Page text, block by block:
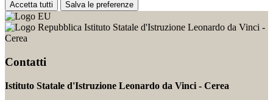
Accetta tutti Salva le preferenze
Istituto Statale d'Istruzione Leonardo da Vinci -
Cerea
Contatti
Istituto Statale d'Istruzione Leonardo da Vinci - Cerea